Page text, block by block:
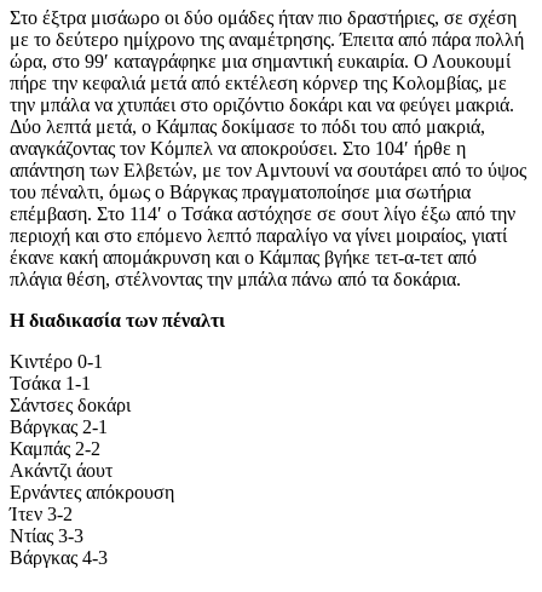
Στο έξτρα μισάωρο οι δύο ομάδες ήταν πιο δραστήριες, σε σχέση
με το δεύτερο ημίχρονο της αναμέτρησης. Έπειτα από πάρα πολλή
ώρα, στο 99′ καταγράφηκε μια σημαντική ευκαιρία. Ο Λουκουμί
πήρε την κεφαλιά μετά από εκτέλεση κόρνερ της Κολομβίας, με
την μπάλα να χτυπάει στο οριζόντιο δοκάρι και να φεύγει μακριά.
Δύο λεπτά μετά, ο Κάμπας δοκίμασε το πόδι του από μακριά,
αναγκάζοντας τον Κόμπελ να αποκρούσει. Στο 104′ ήρθε η
απάντηση των Ελβετών, με τον Αμντουνί να σουτάρει από το ύψος
του πέναλτι, όμως ο Βάργκας πραγματοποίησε μια σωτήρια
επέμβαση. Στο 114′ ο Τσάκα αστόχησε σε σουτ λίγο έξω από την
περιοχή και στο επόμενο λεπτό παραλίγο να γίνει μοιραίος, γιατί
έκανε κακή απομάκρυνση και ο Κάμπας βγήκε τετ-α-τετ από
πλάγια θέση, στέλνοντας την μπάλα πάνω από τα δοκάρια.
H διαδικασία των πέναλτι
Κιντέρο 0-1
Τσάκα 1-1
Σάντσες δοκάρι
Βάργκας 2-1
Καμπάς 2-2
Ακάντζι άουτ
Ερνάντες απόκρουση
Ίτεν 3-2
Ντίας 3-3
Βάργκας 4-3